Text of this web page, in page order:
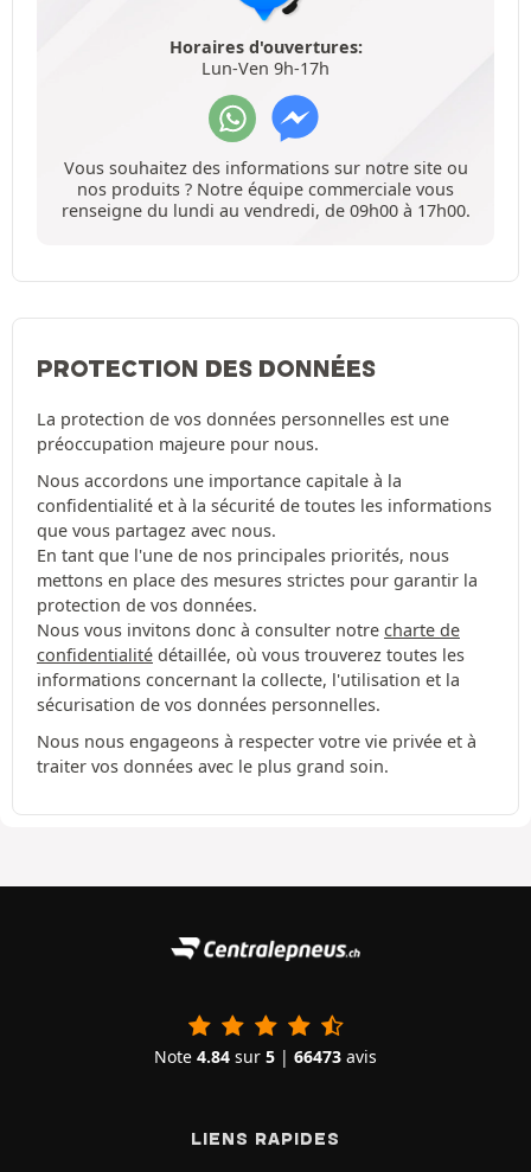
Horaires d'ouvertures:
Lun-Ven 9h-17h
Vous souhaitez des informations sur notre site ou
nos produits ? Notre équipe commerciale vous
renseigne du lundi au vendredi, de 09h00 à 17h00.
PROTECTION DES DONNÉES
La protection de vos données personnelles est une
préoccupation majeure pour nous.
Nous accordons une importance capitale à la
confidentialité et à la sécurité de toutes les informations
que vous partagez avec nous.
En tant que l'une de nos principales priorités, nous
mettons en place des mesures strictes pour garantir la
protection de vos données.
Nous vous invitons donc à consulter notre charte de
confidentialité détaillée, où vous trouverez toutes les
informations concernant la collecte, l'utilisation et la
sécurisation de vos données personnelles.
Nous nous engageons à respecter votre vie privée et à
traiter vos données avec le plus grand soin.
Note 4.84 sur 5 | 66473 avis
LIENS RAPIDES